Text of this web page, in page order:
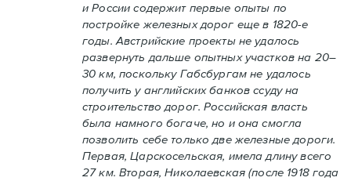
и России содержит первые опыты по
постройке железных дорог еще в 1820-е
годы. Австрийские проекты не удалось
развернуть дальше опытных участков на 20–
30 км, поскольку Габсбургам не удалось
получить у английских банков ссуду на
строительство дорог. Российская власть
была намного богаче, но и она смогла
позволить себе только две железные дороги.
Первая, Царскосельская, имела длину всего
27 км. Вторая, Николаевская (после 1918 года